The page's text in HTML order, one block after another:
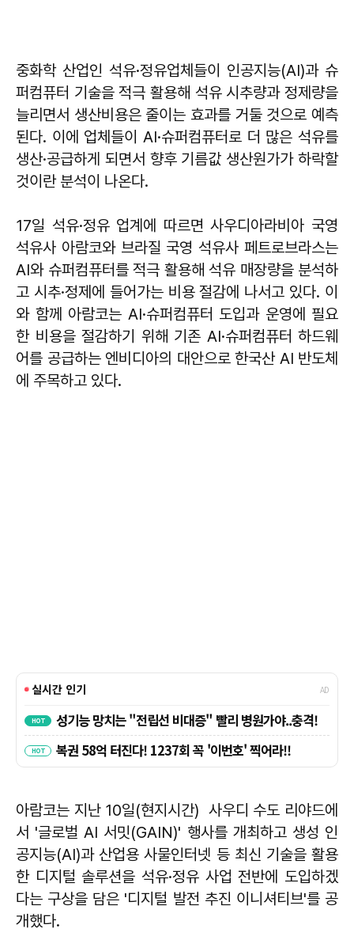
중화학 산업인 석유·정유업체들이 인공지능(AI)과 슈
퍼컴퓨터 기술을 적극 활용해 석유 시추량과 정제량을
늘리면서 생산비용은 줄이는 효과를 거둘 것으로 예측
된다. 이에 업체들이 AI·슈퍼컴퓨터로 더 많은 석유를
생산·공급하게 되면서 향후 기름값 생산원가가 하락할
것이란 분석이 나온다.
17일 석유·정유 업계에 따르면 사우디아라비아 국영
석유사 아람코와 브라질 국영 석유사 페트로브라스는
AI와 슈퍼컴퓨터를 적극 활용해 석유 매장량을 분석하
고 시추·정제에 들어가는 비용 절감에 나서고 있다. 이
와 함께 아람코는 AI·슈퍼컴퓨터 도입과 운영에 필요
한 비용을 절감하기 위해 기존 AI·슈퍼컴퓨터 하드웨
어를 공급하는 엔비디아의 대안으로 한국산 AI 반도체
에 주목하고 있다.
아람코는 지난 10일(현지시간) 사우디 수도 리야드에
서 '글로벌 AI 서밋(GAIN)' 행사를 개최하고 생성 인
공지능(AI)과 산업용 사물인터넷 등 최신 기술을 활용
한 디지털 솔루션을 석유·정유 사업 전반에 도입하겠
다는 구상을 담은 '디지털 발전 추진 이니셔티브'를 공
개했다.